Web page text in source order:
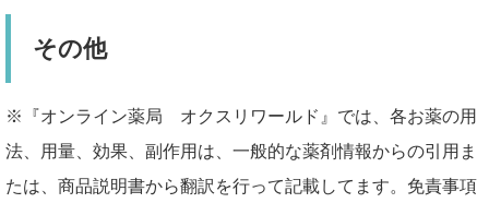
その他
※『オンライン薬局 オクスリワールド』では、各お薬の用
法、用量、効果、副作用は、一般的な薬剤情報からの引用ま
たは、商品説明書から翻訳を行って記載してます。免責事項